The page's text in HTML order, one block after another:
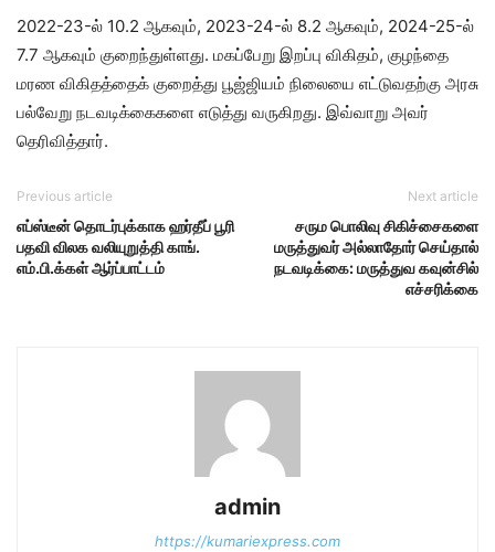
2022-23-ல் 10.2 ஆகவும், 2023-24-ல் 8.2 ஆகவும், 2024-25-ல்
7.7 ஆகவும் குறைந்துள்ளது. மகப்பேறு இறப்பு விகிதம், குழந்தை
மரண விகிதத்தைக் குறைத்து பூஜ்ஜியம் நிலையை எட்டுவதற்கு அரசு
பல்வேறு நடவடிக்கைகளை எடுத்து வருகிறது. இவ்வாறு அவர்
தெரிவித்தார்.
Previous article
எப்ஸ்டீன் தொடர்புக்காக ஹர்தீப் பூரி
பதவி விலக வலியுறுத்தி காங்.
எம்.பி.க்கள் ஆர்ப்பாட்டம்
Next article
சரும பொலிவு சிகிச்சைகளை
மருத்துவர் அல்லாதோர் செய்தால்
நடவடிக்கை: மருத்துவ கவுன்சில்
எச்சரிக்கை
admin
https://kumariexpress.com